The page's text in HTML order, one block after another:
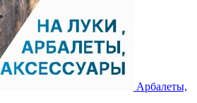
Арбалеты,